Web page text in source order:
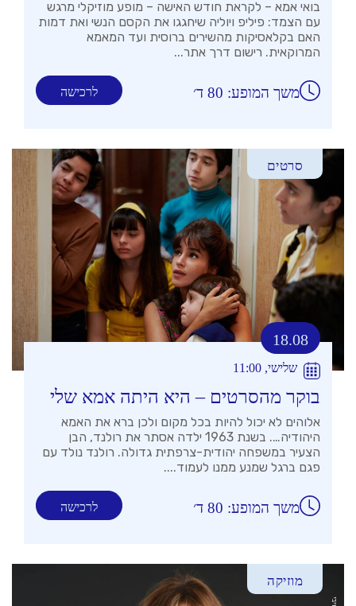
בואי אמא – לקראת חודש האישה – מופע מוזיקלי מרגש
עם הצמד: פיליפ ויוליה שיחגגו את הקסם הנשי ואת דמות
האם בקלאסיקות מהשירים ברוסית ועד המאמא
המרוקאית. רישום דרך אתר...
לרכישה משך המופע: 80 ד׳
סרטים
18.08
שלישי, 11:00
בוקר מהסרטים – היא היתה אמא שלי
אלוהים לא יכול להיות בכל מקום ולכן ברא את האמא
היהודיה…. בשנת 1963 ילדה אסתר את רולנד, הבן
הצעיר במשפחה יהודית-צרפתית גדולה. רולנד נולד עם
פגם ברגל שמנע ממנו לעמוד....
לרכישה משך המופע: 80 ד׳
מוזיקה